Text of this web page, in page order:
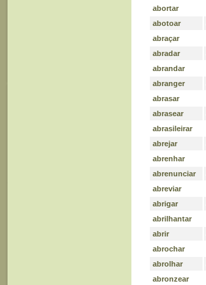
abortar
abotoar
abraçar
abradar
abrandar
abranger
abrasar
abrasear
abrasileirar
abrejar
abrenhar
abrenunciar
abreviar
abrigar
abrilhantar
abrir
abrochar
abrolhar
abronzear